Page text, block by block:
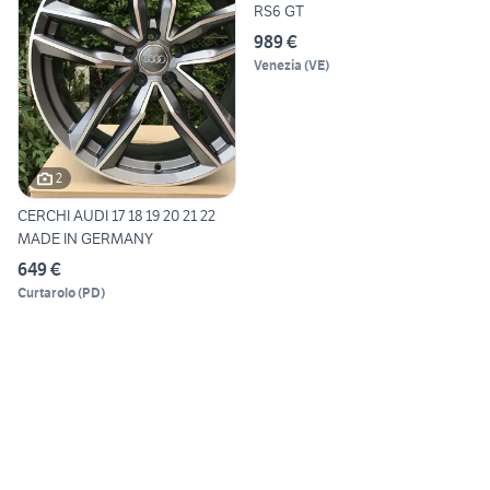
2
CERCHI AUDI 17 18 19 20 21 22
MADE IN GERMANY
649 €
Curtarolo(PD)
RS6 GT
989 €
Venezia (VE)